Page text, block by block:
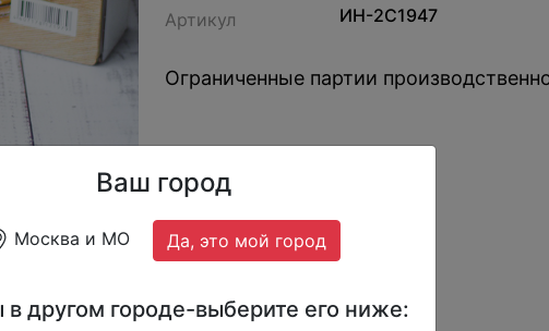
Ваш город
Москва и МО Да, это мой город
в другом городе-выберите его ниже:
Артикул
ИН-2С1947
Ограниченные партии